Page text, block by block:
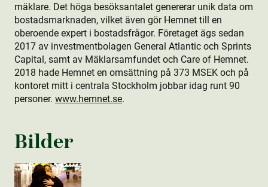
mäklare. Det höga besöksantalet genererar unik data om
bostads­marknaden, vilket även gör Hemnet till en
oberoende expert i bostads­frågor. Företaget ägs sedan
2017 av investmentbolagen General Atlantic och Sprints
Capital, samt av Mäklarsamfundet och Care of Hemnet.
2018 hade Hemnet en omsättning på 373 MSEK och på
kontoret mitt i centrala Stockholm jobbar idag runt 90
personer. www.hemnet.se.
Bilder